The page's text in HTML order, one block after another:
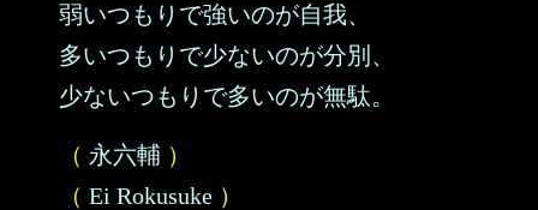
弱いつもりで強いのが自我、
多いつもりで少ないのが分別、
少ないつもりで多いのが無駄。
（ 永六輔 ）
（ Ei Rokusuke ）